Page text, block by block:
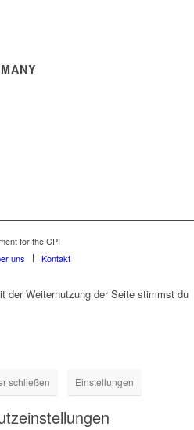
for the CPI
uns Kontakt
der Weiternutzung der Seite stimmst du
schließen Einstellungen